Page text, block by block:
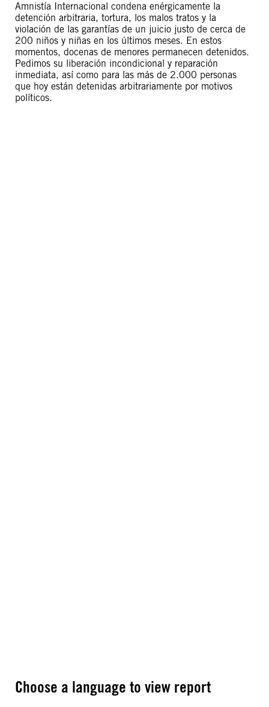
Amnistía Internacional condena enérgicamente la
detención arbitraria, tortura, los malos tratos y la
violación de las garantías de un juicio justo de cerca de
200 niños y niñas en los últimos meses. En estos
momentos, docenas de menores permanecen detenidos.
Pedimos su liberación incondicional y reparación
inmediata, así como para las más de 2.000 personas
que hoy están detenidas arbitrariamente por motivos
políticos.
Choose a language to view report